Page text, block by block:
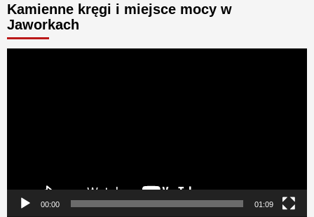
Kamienne kręgi i miejsce mocy w
Jaworkach
00:00 01:09